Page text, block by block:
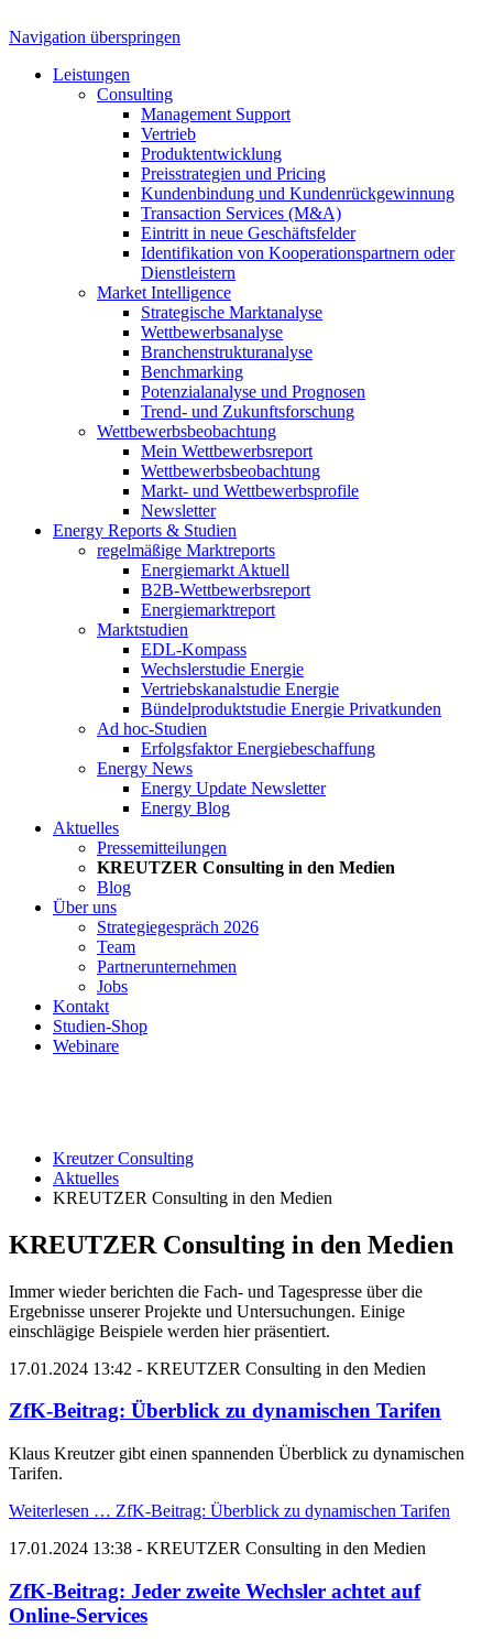
Navigation überspringen
Leistungen
Consulting
Management Support
Vertrieb
Produktentwicklung
Preisstrategien und Pricing
Kundenbindung und Kundenrückgewinnung
Transaction Services (M&A)
Eintritt in neue Geschäftsfelder
Identifikation von Kooperationspartnern oder
Dienstleistern
Market Intelligence
Strategische Marktanalyse
Wettbewerbsanalyse
Branchenstrukturanalyse
Benchmarking
Potenzialanalyse und Prognosen
Trend- und Zukunftsforschung
Wettbewerbs­beobachtung
Mein Wettbewerbsreport
Wettbewerbsbeobachtung
Markt- und Wettbewerbsprofile
Newsletter
Energy Reports & Studien
regelmäßige Marktreports
Energiemarkt Aktuell
B2B-Wettbewerbsreport
Energiemarktreport
Marktstudien
EDL-Kompass
Wechslerstudie Energie
Vertriebskanalstudie Energie
Bündelproduktstudie Energie Privatkunden
Ad hoc-Studien
Erfolgsfaktor Energiebeschaffung
Energy News
Energy Update Newsletter
Energy Blog
Aktuelles
Pressemitteilungen
KREUTZER Consulting in den Medien
Blog
Über uns
Strategiegespräch 2026
Team
Partnerunternehmen
Jobs
Kontakt
Studien-Shop
Webinare
Kreutzer Consulting
Aktuelles
KREUTZER Consulting in den Medien
KREUTZER Consulting in den Medien
Immer wieder berichten die Fach- und Tagespresse über die
Ergebnisse unserer Projekte und Untersuchungen. Einige
einschlägige Beispiele werden hier präsentiert.
17.01.2024 13:42 - KREUTZER Consulting in den Medien
ZfK-Beitrag: Überblick zu dynamischen Tarifen
Klaus Kreutzer gibt einen spannenden Überblick zu dynamischen
Tarifen.
Weiterlesen … ZfK-Beitrag: Überblick zu dynamischen Tarifen
17.01.2024 13:38 - KREUTZER Consulting in den Medien
ZfK-Beitrag: Jeder zweite Wechsler achtet auf
Online-Services